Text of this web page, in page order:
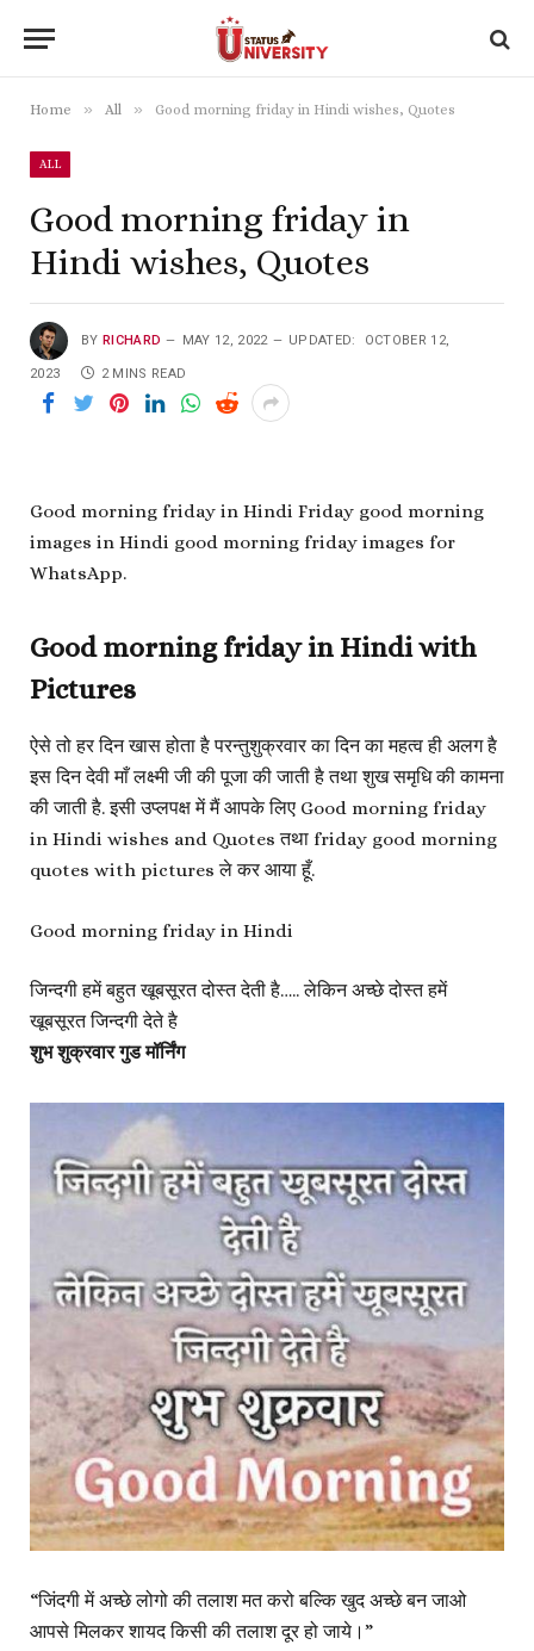
Home » All » Good morning friday in Hindi wishes, Quotes
ALL
Good morning friday in
Hindi wishes, Quotes
BY RICHARD MAY 12, 2022 UPDATED: OCTOBER 12,
2023 2 MINS READ
Good morning friday in Hindi Friday good morning
images in Hindi good morning friday images for
WhatsApp.
Good morning friday in Hindi with
Pictures
ऐसे तो हर दिन खास होता है परन्तुशुक्रवार का दिन का महत्व ही अलग है
इस दिन देवी माँ लक्ष्मी जी की पूजा की जाती है तथा शुख समृधि की कामना
की जाती है. इसी उप्लपक्ष में मैं आपके लिए Good morning friday
in Hindi wishes and Quotes तथा friday good morning
quotes with pictures ले कर आया हूँ.
Good morning friday in Hindi
जिन्दगी हमें बहुत खूबसूरत दोस्त देती है….. लेकिन अच्छे दोस्त हमें
खूबसूरत जिन्दगी देते है
शुभ शुक्रवार गुड मॉर्निंग
“जिंदगी में अच्छे लोगो की तलाश मत करो बल्कि खुद अच्छे बन जाओ
आपसे मिलकर शायद किसी की तलाश दूर हो जाये।”